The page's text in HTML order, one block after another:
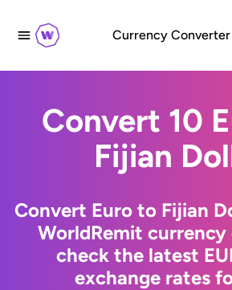
Currency Converter
Convert 10
Fijian
Convert Euro to Fijian
WorldRemit
check the latest
exchange rates